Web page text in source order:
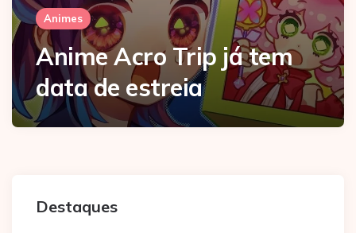
Animes
Anime Acro Trip já tem
data de estreia
Destaques